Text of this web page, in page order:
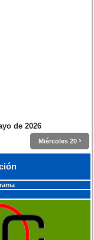
de 2026
Miércoles 20 ›